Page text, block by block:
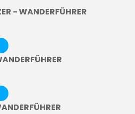
- WANDERFÜHRER